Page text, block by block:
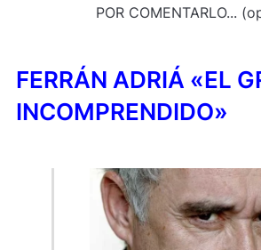
POR COMENTARLO...
FERRÁN ADRIÁ «EL
INCOMPRENDIDO»